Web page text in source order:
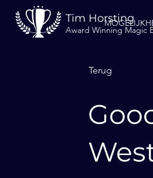
Tim Horsting
Award Winning Magic
Terug